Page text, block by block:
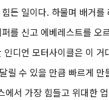
든 일이다. 하물며 배거를
를 신고 에베레스트를 오
인디언 모터사이클은 이 거
릴 수 있을 만큼 빠르게 만
에서 가장 힘들고 위대한